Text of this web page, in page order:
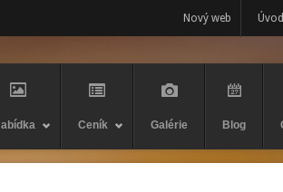
Nový web Úvod
Ceník Galérie Blog